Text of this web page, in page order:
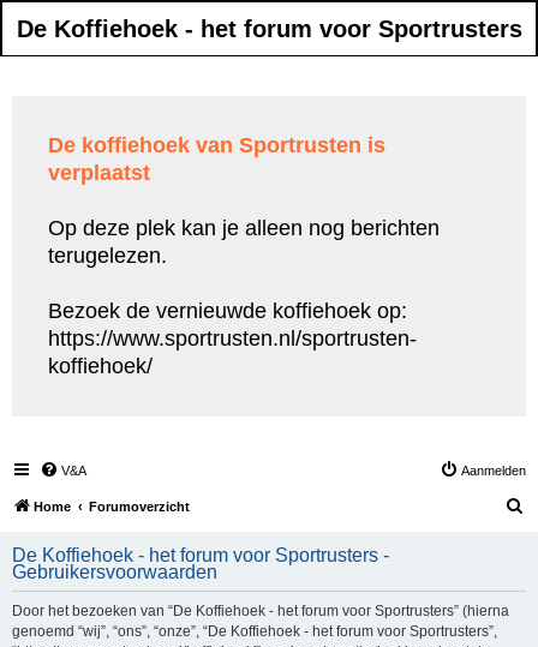
De Koffiehoek - het forum voor Sportrusters
De koffiehoek van Sportrusten is
verplaatst
Op deze plek kan je alleen nog berichten
terugelezen.
Bezoek de vernieuwde koffiehoek op:
https://www.sportrusten.nl/sportrusten-
koffiehoek/
V&A Aanmelden
Home Forumoverzicht
k
De Koffiehoek - het forum voor Sportrusters -
Gebruikersvoorwaarden
Door het bezoeken van “De Koffiehoek - het forum voor Sportrusters” (hierna
genoemd “wij”, “ons”, “onze”, “De Koffiehoek - het forum voor Sportrusters”,